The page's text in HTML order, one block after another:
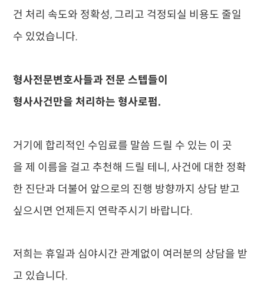
건 처리 속도와 정확성, 그리고 걱정되실 비용도 줄일
수 있었습니다.
형사전문변호사들과 전문 스텝들이
형사사건만을 처리하는 형사로펌.
거기에 합리적인 수임료를 말씀 드릴 수 있는 이 곳
을 제 이름을 걸고 추천해 드릴 테니, 사건에 대한 정확
한 진단과 더불어 앞으로의 진행 방향까지 상담 받고
싶으시면 언제든지 연락주시기 바랍니다.
저희는 휴일과 심야시간 관계없이 여러분의 상담을 받
고 있습니다.